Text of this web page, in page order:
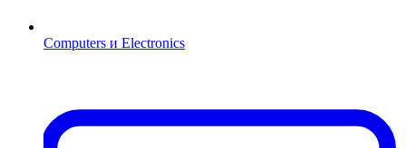
Computers и Electronics